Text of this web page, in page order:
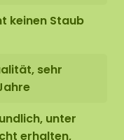
keinen Staub
sehr
unter
erhalten,